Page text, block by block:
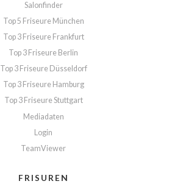
Salonfinder
Top 5 Friseure München
Top 3 Friseure Frankfurt
Top 3 Friseure Berlin
Top 3 Friseure Düsseldorf
Top 3 Friseure Hamburg
Top 3 Friseure Stuttgart
Mediadaten
Login
TeamViewer
FRISUREN